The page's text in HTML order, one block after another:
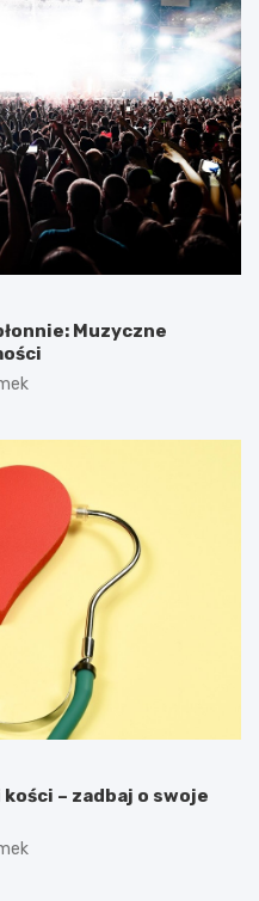
Muzyczne
– zadbaj o swoje